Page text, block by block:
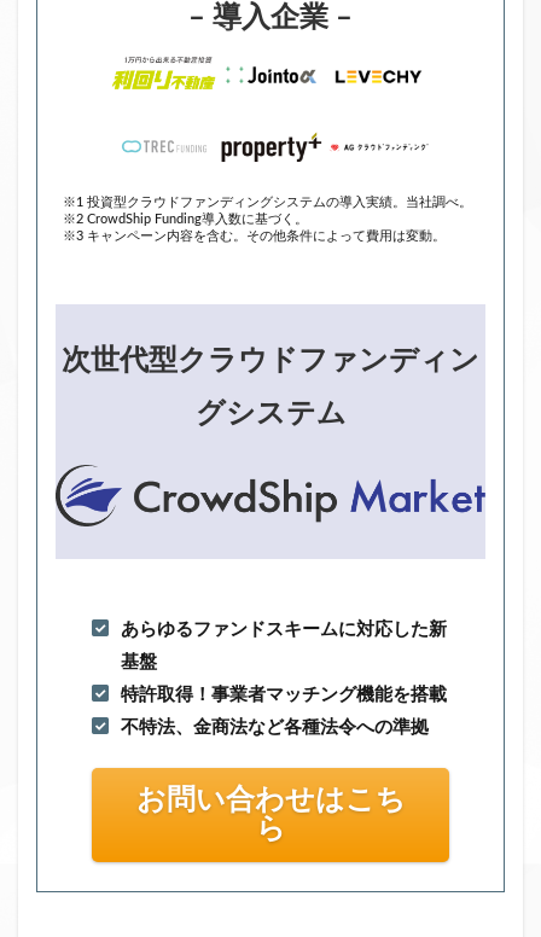
– 導入企業 –
※1 投資型クラウドファンディングシステムの導入実績。当社調べ。
※2 CrowdShip Funding導入数に基づく。
※3 キャンペーン内容を含む。その他条件によって費用は変動。
次世代型クラウドファンディン
グシステム
あらゆるファンドスキームに対応した新
基盤
特許取得！事業者マッチング機能を搭載
不特法、金商法など各種法令への準拠
お問い合わせはこち
ら